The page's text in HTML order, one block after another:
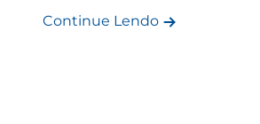
Continue Lendo